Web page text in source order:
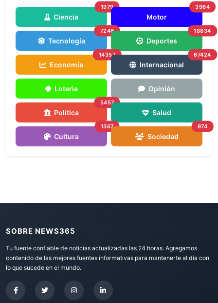
Ciencia
1979
Motor
3964
Tecnología
7246
Deportes
18834
Economía
14357
Internacional
67424
Loteria Opinión
Política
5457
Salud
Cultura
1367
Sociedad
974
SOBRE NEWS365
Tu fuente confiable de noticias actualizadas las 24 horas. Agregamos
contenido de las mejores fuentes informativas para mantenerte al día con
lo que sucede en el mundo.